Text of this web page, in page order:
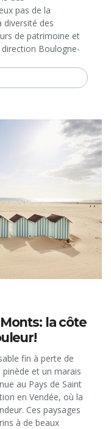
pas de la
diversité des
de patrimoine et
direction Boulogne-
la côte
fin à perte de
et un marais
au Pays de Saint
en Vendée, où la
Ces paysages
à de beaux